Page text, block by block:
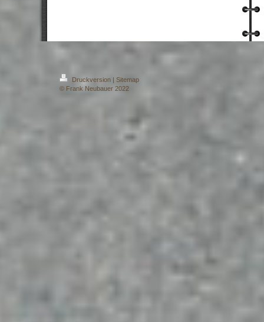
Druckversion | Sitemap
© Frank Neubauer 2022